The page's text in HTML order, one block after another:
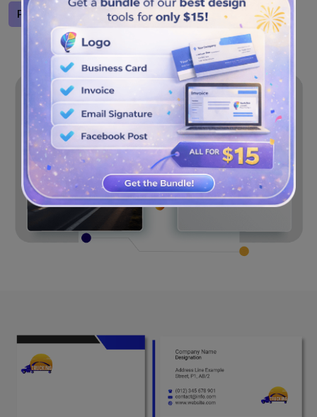
Progetta un logo